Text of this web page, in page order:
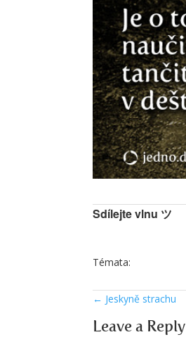
Sdílejte vlnu ツ
Témata:
← Jeskyně strachu
Leave a Reply